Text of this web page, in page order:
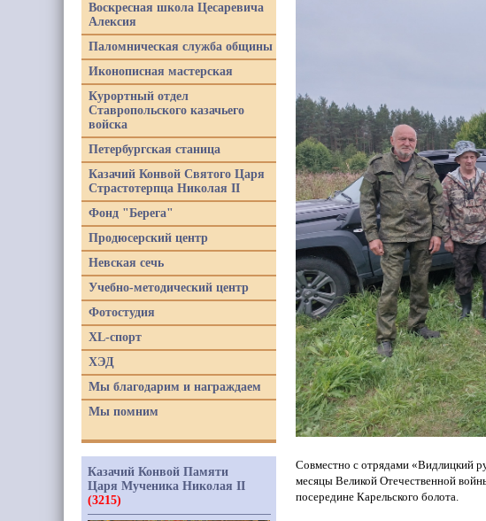
Совместно с отрядами «Видлицкий
месяцы Великой Отечественной
посередине Карельского болота.
Воскресная школа Цесаревича
Алексия
Паломническая служба общины
Иконописная мастерская
Курортный отдел
Ставропольского казачьего
войска
Петербургская станица
Казачий Конвой Святого Царя
Страстотерпца Николая II
Фонд "Берега"
Продюсерский центр
Невская сечь
Учебно-методический центр
Фотостудия
XL-спорт
ХЭД
Мы благодарим и награждаем
Мы помним
Казачий Конвой Памяти
Царя Мученика Николая II
(3215)